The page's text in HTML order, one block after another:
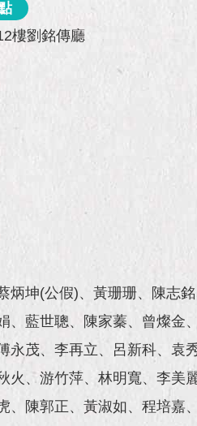
樓劉銘傳廳
炳坤(公假)、黃珊珊、陳志
、藍世聰、陳家蓁、曾燦金
永茂、李再立、呂新科、袁
火、游竹萍、林明寬、李美
、陳郭正、黃淑如、程培嘉